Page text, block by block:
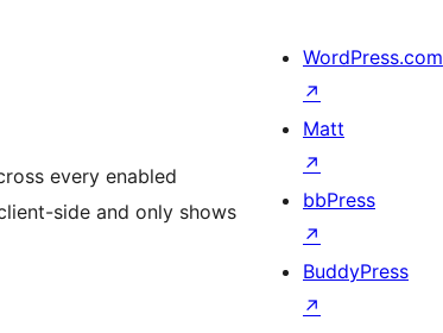
every enabled
side and only shows
WordPress.com
↗
Matt
↗
bbPress
↗
BuddyPress
↗